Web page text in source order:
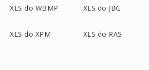
XLS do WBMP XLS do JBG
XLS do XPM XLS do RAS